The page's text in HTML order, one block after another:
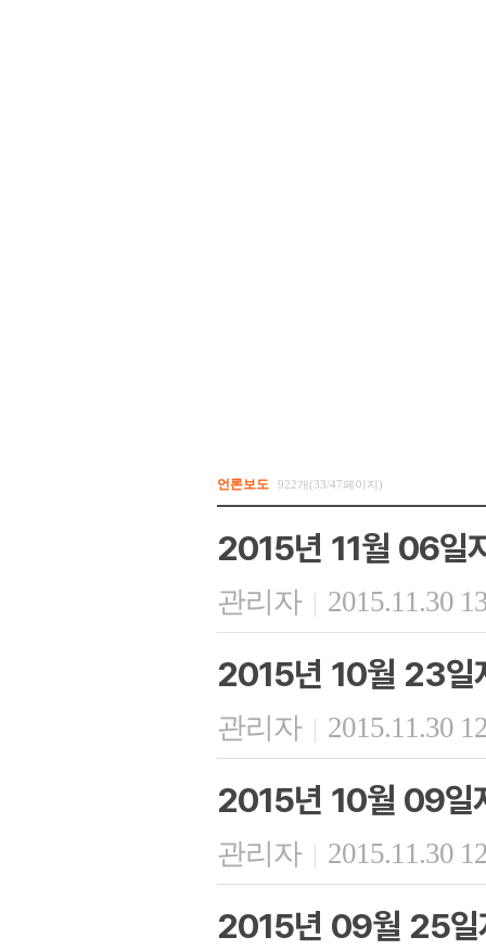
언론보도 922개(33/47페이지)
2015년 11월 06일
관리자 | 2015.11.30
2015년 10월 23일
관리자 | 2015.11.30
2015년 10월 09일
관리자 | 2015.11.30
2015년 09월 25일